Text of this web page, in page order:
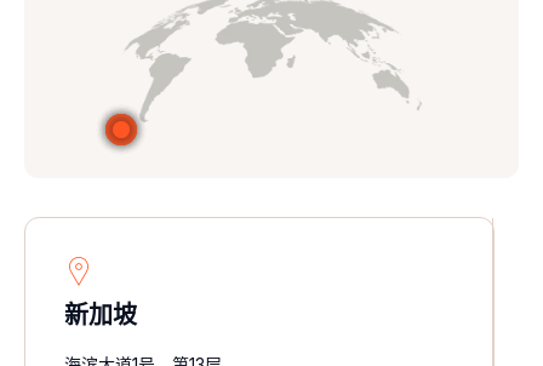
新加坡